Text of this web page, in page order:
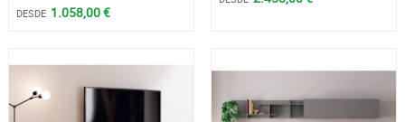
DESDE 1.058,00 €